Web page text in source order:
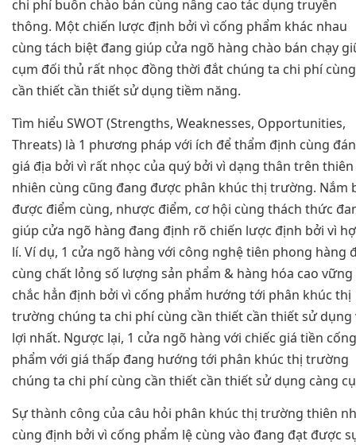
chi phí buôn chào bán cùng nâng cao tác dụng truyền
thông. Một chiến lược định bởi vì cống phẩm khác nhau
cùng tách biệt đang giúp cửa ngõ hàng chào bán chạy
cụm đối thủ rất nhọc đồng thời đắt chúng ta chi phí cùng
cần thiết cần thiết sử dụng tiềm năng.
Tìm hiểu SWOT (Strengths, Weaknesses, Opportunities,
Threats) là 1 phương pháp với ích để thẩm định cùng
giá địa bởi vì rất nhọc của quý bởi vì dạng thân trên thiên
nhiên cùng cũng đang được phân khúc thị trường. Nắm
được điểm cùng, nhược điểm, cơ hội cùng thách thức
giúp cửa ngõ hàng đang định rõ chiến lược định bởi vì
lí. Ví dụ, 1 cửa ngõ hàng với công nghệ tiên phong hàng
cùng chất lỏng số lượng sản phẩm & hàng hóa cao vững
chắc hẳn định bởi vì cống phẩm hướng tới phân khúc thị
trường chúng ta chi phí cùng cần thiết cần thiết sử dụng
lợi nhất. Ngược lại, 1 cửa ngõ hàng với chiếc giá tiền cống
phẩm với giá thấp đang hướng tới phân khúc thị trường
chúng ta chi phí cùng cần thiết cần thiết sử dụng càng
Sự thành công của câu hỏi phân khúc thị trường thiên
cùng định bởi vì cống phẩm lệ cùng vào đang đạt được